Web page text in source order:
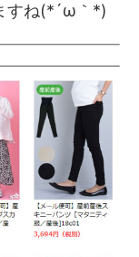
すね(*´ω｀*)